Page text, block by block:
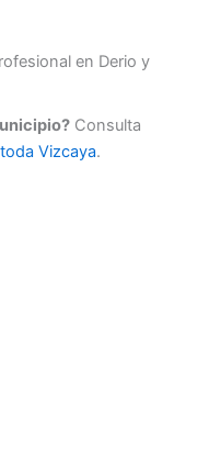
en Derio y
Consulta
toda Vizcaya.